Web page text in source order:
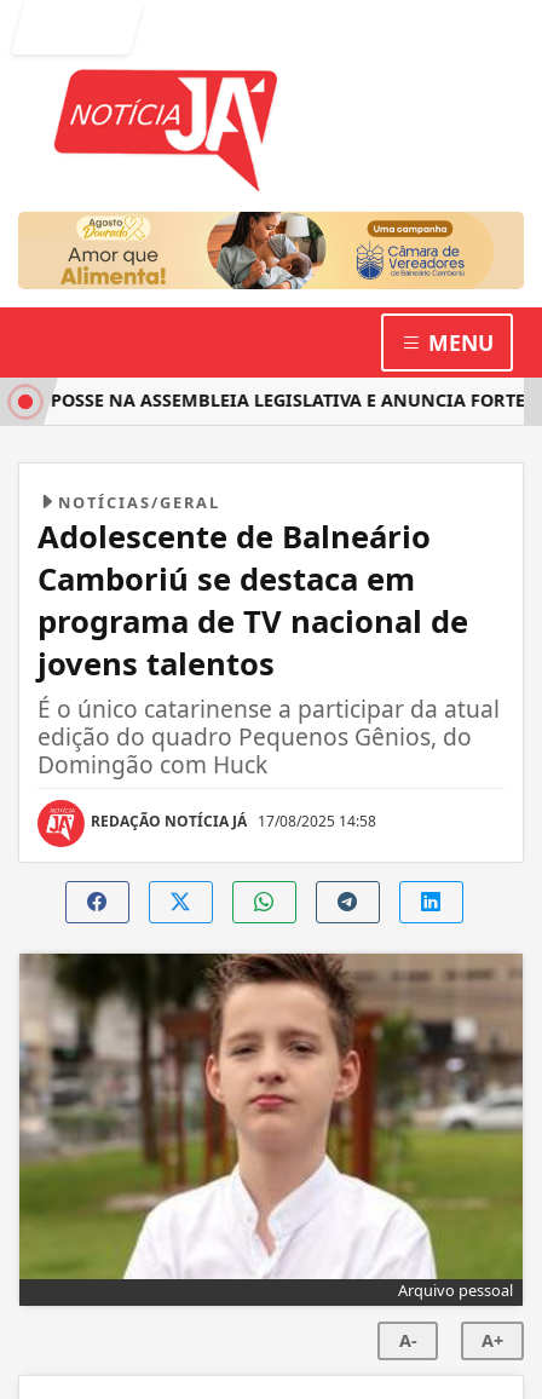
MENU
NA ASSEMBLEIA LEGISLATIVA E ANUNCIA FORTE
NOTÍCIAS/GERAL
Adolescente de Balneário
Camboriú se destaca em
programa de TV nacional de
jovens talentos
É o único catarinense a participar da atual
edição do quadro Pequenos Gênios, do
Domingão com Huck
REDAÇÃO NOTÍCIA JÁ 17/08/2025 14:58
Arquivo pessoal
A- A+